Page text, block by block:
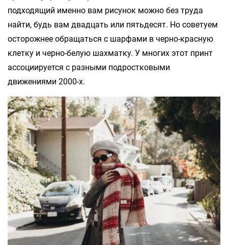
подходящий именно вам рисунок можно без труда
найти, будь вам двадцать или пятьдесят. Но советуем
осторожнее обращаться с шарфами в черно-красную
клетку и черно-белую шахматку. У многих этот принт
ассоциируется с разными подростковыми
движениями 2000-х.